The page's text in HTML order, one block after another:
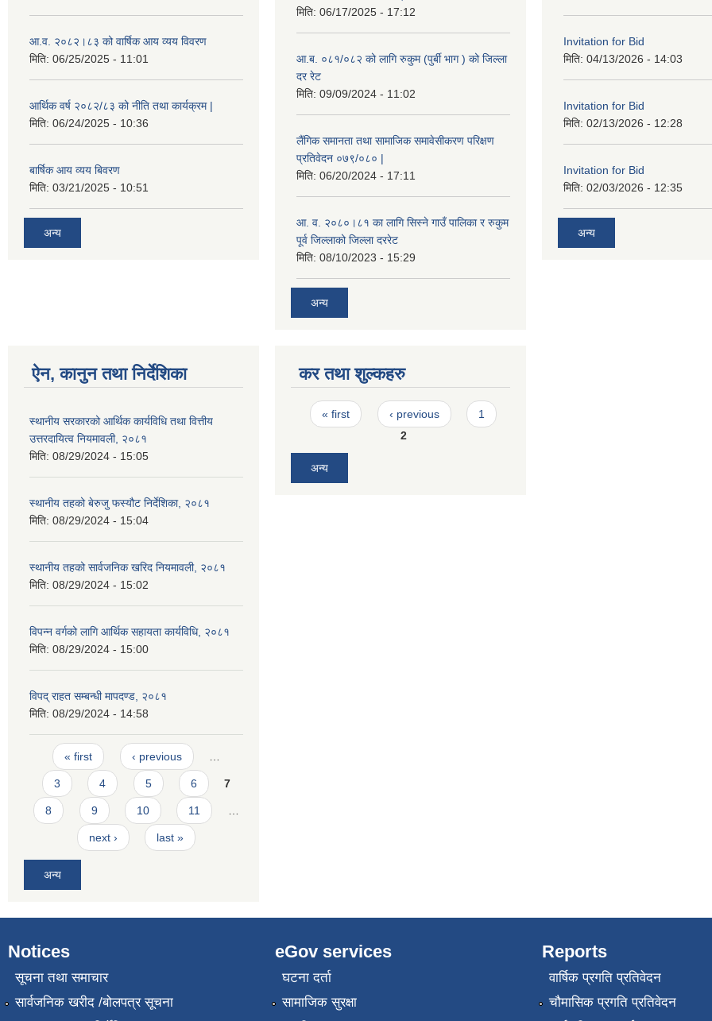
आ.व. २०८२।८३ को वार्षिक आय व्यय विवरण
मिति: 06/25/2025 - 11:01
आर्थिक वर्ष २०८२/८३ को नीति तथा कार्यक्रम |
मिति: 06/24/2025 - 10:36
बार्षिक आय व्यय बिवरण
मिति: 03/21/2025 - 10:51
अन्य
मिति: 06/17/2025 - 17:12
आ.ब. ०८१/०८२ को लागि रुकुम (पुर्बी भाग ) को जिल्ला
दर रेट
मिति: 09/09/2024 - 11:02
लैंगिक समानता तथा सामाजिक समावेसीकरण परिक्षण
प्रतिवेदन ०७९/०८० |
मिति: 06/20/2024 - 17:11
आ. व. २०८०।८१ का लागि सिस्ने गाउँ पालिका र रुकुम
पूर्व जिल्लाको जिल्ला दररेट
मिति: 08/10/2023 - 15:29
अन्य
Invitation for Bid
मिति: 04/13/2026 - 14:03
Invitation for Bid
मिति: 02/13/2026 - 12:28
Invitation for Bid
मिति: 02/03/2026 - 12:35
अन्य
ऐन, कानुन तथा निर्देशिका
स्थानीय सरकारको आर्थिक कार्यविधि तथा वित्तीय
उत्तरदायित्व नियमावली, २०८१
मिति: 08/29/2024 - 15:05
स्थानीय तहको बेरुजु फस्यौट निर्देशिका, २०८१
मिति: 08/29/2024 - 15:04
स्थानीय तहको सार्वजनिक खरिद नियमावली, २०८१
मिति: 08/29/2024 - 15:02
विपन्न वर्गको लागि आर्थिक सहायता कार्यविधि, २०८१
मिति: 08/29/2024 - 15:00
विपद् राहत सम्बन्धी मापदण्ड, २०८१
मिति: 08/29/2024 - 14:58
Pages
« first ‹ previous
3 4 5 6 7
8 9 10 11
next › last »
अन्य
कर तथा शुल्कहरु
Pages
« first ‹ previous
1
2
अन्य
Notices
सूचना तथा समाचार
सार्वजनिक खरीद /बोलपत्र सूचना
eGov services
घटना दर्ता
सामाजिक सुरक्षा
Reports
वार्षिक प्रगति प्रतिवेदन
चौमासिक प्रगति प्रतिवेदन